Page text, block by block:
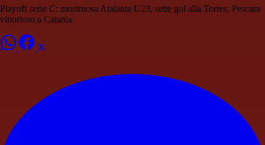
Playoff serie C: mostruosa Atalanta U23, sette gol alla Torres. Pescara
vittorioso a Catania